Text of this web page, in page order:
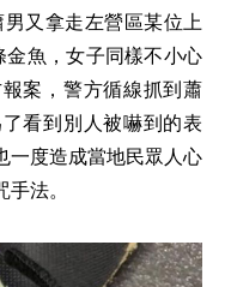
又拿走左營區某位上
魚，女子同樣不小心
案，警方循線抓到蕭
看到別人被嚇到的表
一度造成當地民眾人心
法。